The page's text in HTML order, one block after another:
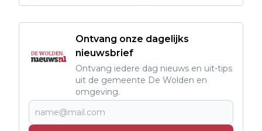
Ontvang onze dagelijks
nieuwsbrief
Ontvang iedere dag nieuws en uit-tips
uit de gemeente De Wolden en
omgeving.